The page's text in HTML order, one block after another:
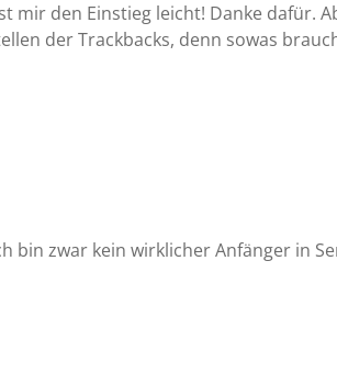
mir den Einstieg leicht! Danke dafür.
der Trackbacks, denn sowas
bin zwar kein wirklicher Anfänger in